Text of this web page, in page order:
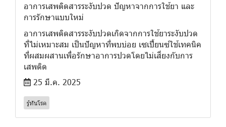
อาการเสพติดสารระงับปวด ปัญหาจากการใช้ยา และ
การรักษาแบบใหม่
อาการเสพติดสารระงับปวดเกิดจากการใช้ยาระงับปวด
ที่ไม่เหมาะสม เป็นปัญหาที่พบบ่อย เซเปี้ยนซ์ใช้เทคนิค
ที่ผสมผสานเพื่อรักษาอาการปวดโดยไม่เสี่ยงกับการ
เสพติด
25 มี.ค. 2025
รู้ทันโรค